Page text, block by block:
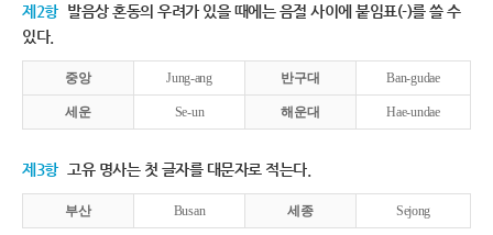
제2항 발음상 혼동의 우려가 있을 때에는 음절 사이에 붙임표(-)를 쓸 수
있다.
중앙 Jung-ang 반구대 Ban-gudae
세운 Se-un 해운대 Hae-undae
제3항 고유 명사는 첫 글자를 대문자로 적는다.
부산 Busan 세종 Sejong